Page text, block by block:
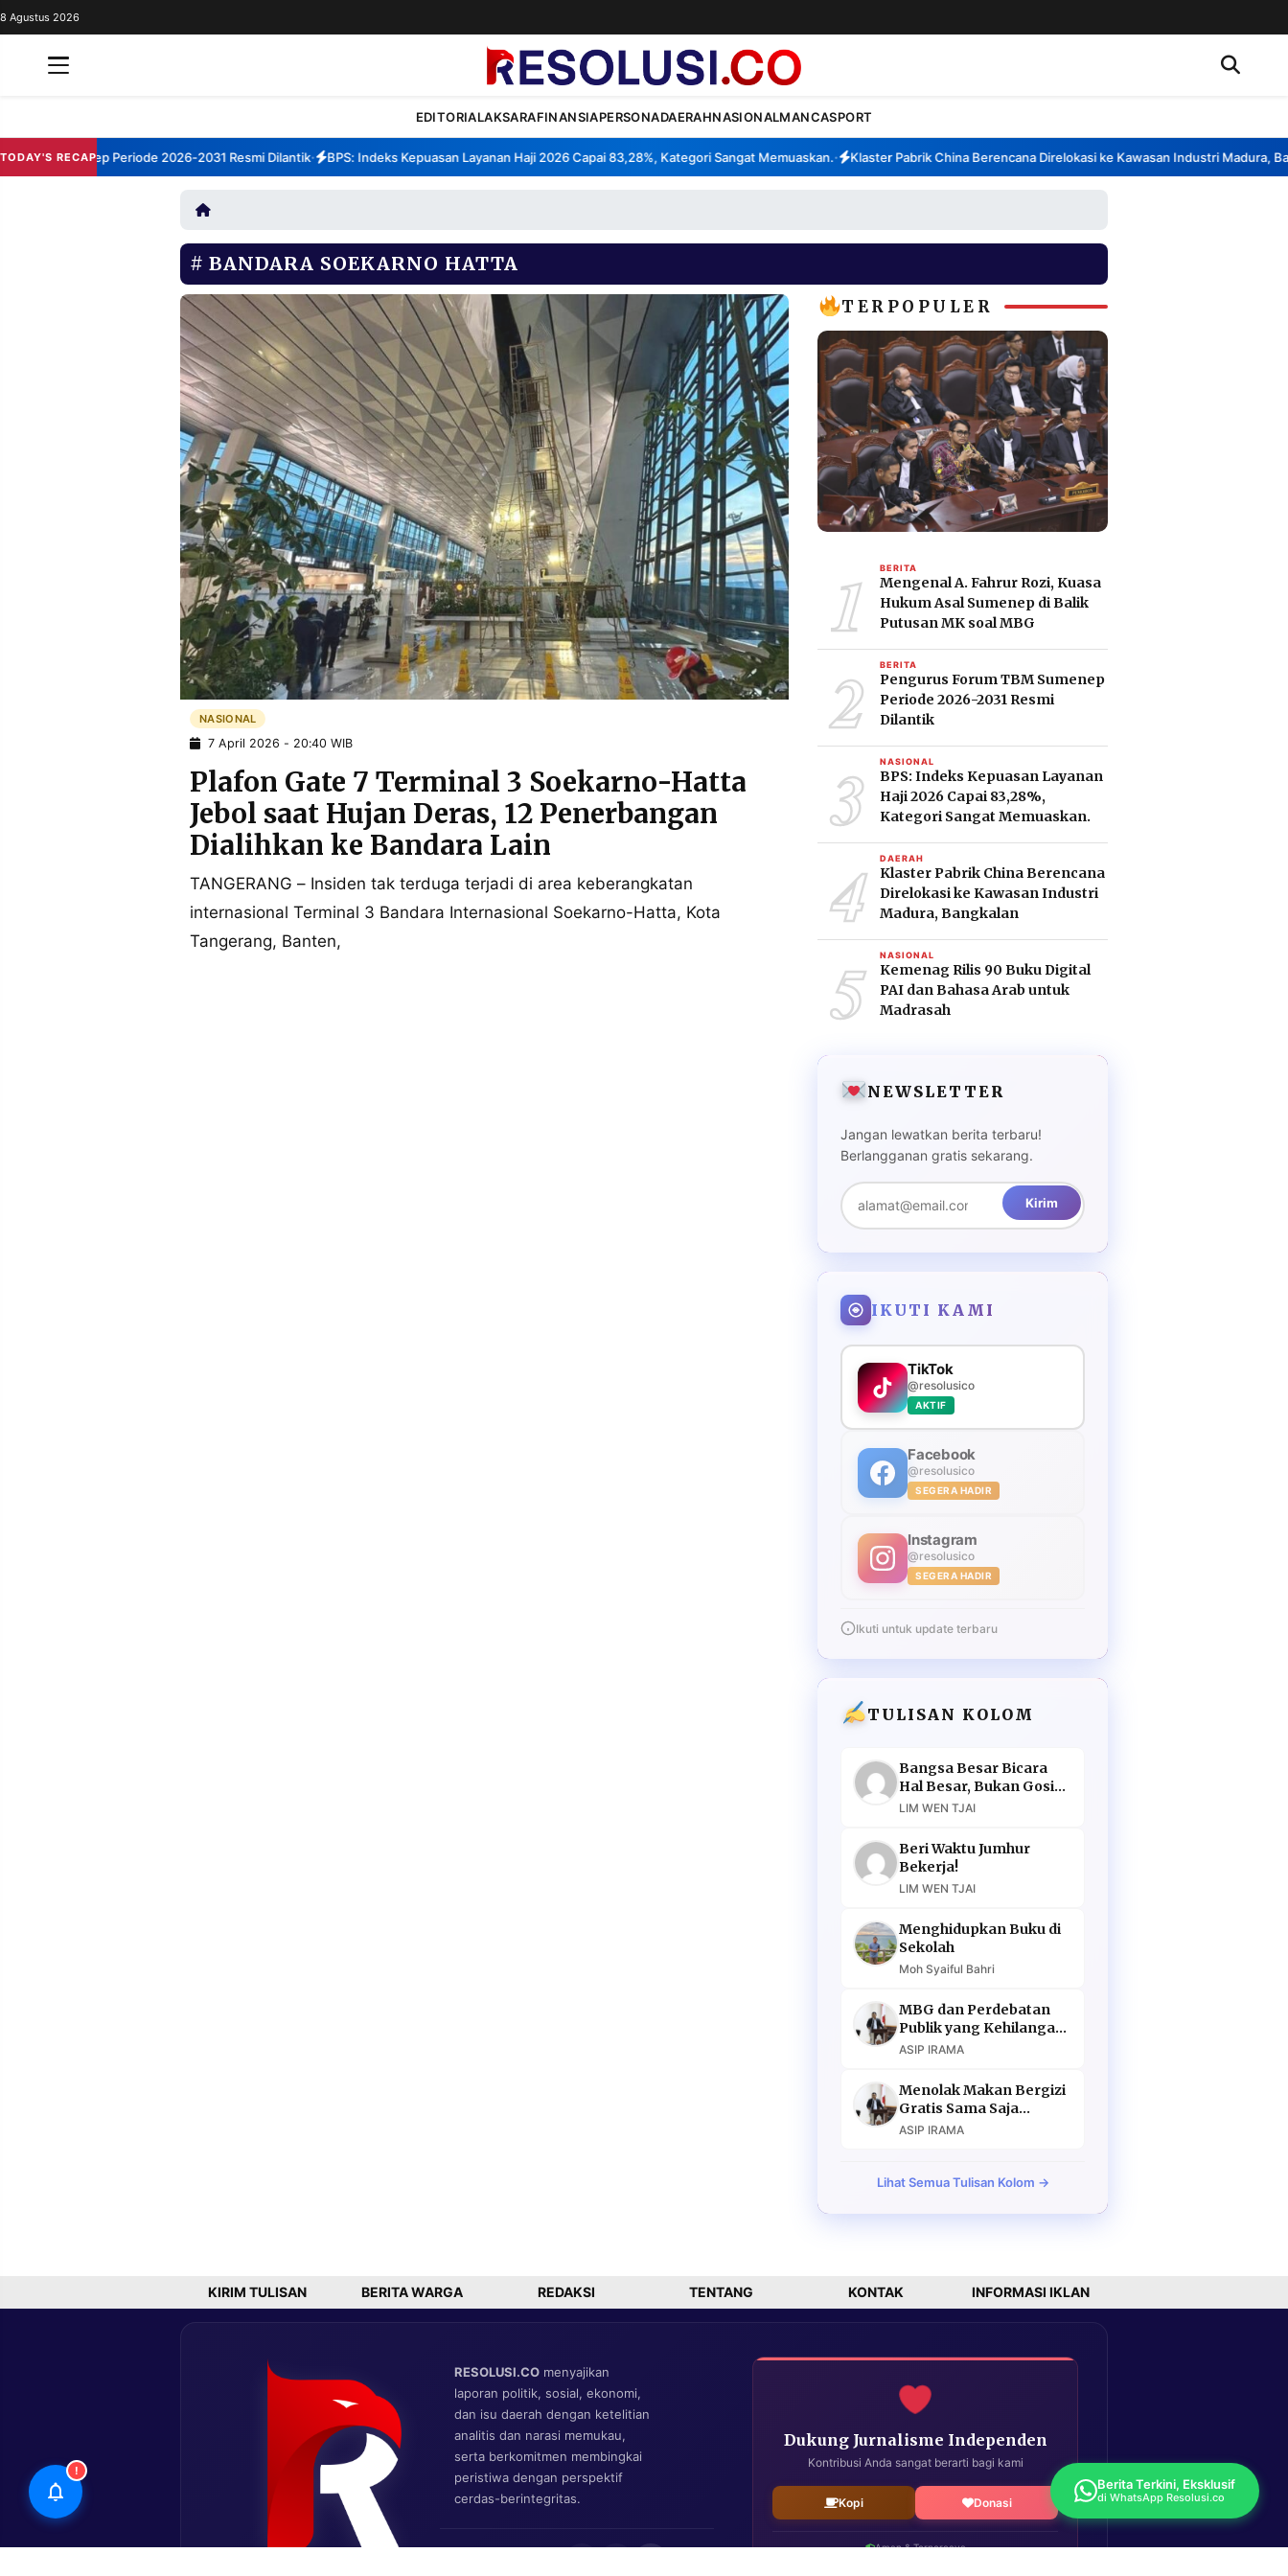
REDAKSI
PERSONA
NASIONAL
BERITA
WARGA
SERVICE
8 Agustus 2026
EDITORIALAKSARAFINANSIAPERSONADAERAHNASIONALMANCASPORT
TODAY'S RECAP
Sumenep Periode 2026-2031 Resmi Dilantik• BPS: Indeks Kepuasan Layanan Haji 2026 Capai 83,28%, Kategori Sangat Memuaskan.• Klaster Pabrik China Berencana Direlokasi ke Kawasan Industri Madura,
BANDARA SOEKARNO HATTA
NASIONAL
7 April 2026 - 20:40 WIB
Plafon Gate 7 Terminal 3 Soekarno-Hatta
Jebol saat Hujan Deras, 12 Penerbangan
Dialihkan ke Bandara Lain
TANGERANG – Insiden tak terduga terjadi di area keberangkatan
internasional Terminal 3 Bandara Internasional Soekarno-Hatta, Kota
Tangerang, Banten,
TERPOPULER
1 BERITA
Mengenal A. Fahrur Rozi, Kuasa
Hukum Asal Sumenep di Balik
Putusan MK soal MBG
2 BERITA
Pengurus Forum TBM Sumenep
Periode 2026-2031 Resmi
Dilantik
3 NASIONAL
BPS: Indeks Kepuasan Layanan
Haji 2026 Capai 83,28%,
Kategori Sangat Memuaskan.
4 DAERAH
Klaster Pabrik China Berencana
Direlokasi ke Kawasan Industri
Madura, Bangkalan
5 NASIONAL
Kemenag Rilis 90 Buku Digital
PAI dan Bahasa Arab untuk
Madrasah
NEWSLETTER
Jangan lewatkan berita terbaru!
Berlangganan gratis sekarang.
Kirim
IKUTI KAMI
TikTok
@resolusico
AKTIF
Facebook
@resolusico
SEGERA HADIR
Instagram
@resolusico
SEGERA HADIR
Ikuti untuk update terbaru
TULISAN KOLOM
Bangsa Besar Bicara
Hal Besar, Bukan Gosip
Murahan
LIM WEN TJAI
Beri Waktu Jumhur
Bekerja!
LIM WEN TJAI
Menghidupkan Buku di
Sekolah
Moh Syaiful Bahri
MBG dan Perdebatan
Publik yang Kehilangan
Argumen
ASIP IRAMA
Menolak Makan Bergizi
Gratis Sama Saja
Menolak Masa Depan
ASIP IRAMA
Lihat Semua Tulisan Kolom →
KIRIM TULISAN BERITA WARGA REDAKSI TENTANG KONTAK INFORMASI IKLAN
RESOLUSI.CO menyajikan
laporan politik, sosial, ekonomi,
dan isu daerah dengan ketelitian
analitis dan narasi memukau,
serta berkomitmen membingkai
peristiwa dengan perspektif
cerdas-berintegritas.
Dukung Jurnalisme Independen
Kontribusi Anda sangat berarti bagi kami
Kopi Donasi
Aman & Terpercaya
!
Berita Terkini, Eksklusif
di WhatsApp Resolusi.co